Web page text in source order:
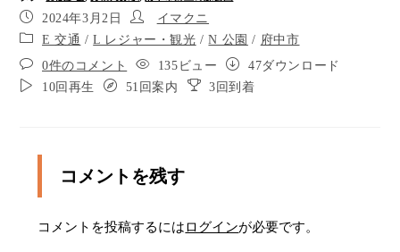
人見村（現 若松町）にあった茅葺農家です。 ハケ
上にあった河内家は、麦などの畑作や養蚕を営ん
でいました。移築・復元した母屋は、1983（昭和
58）の解体時の調査によって、旧大沢村（三鷹
改造が行われていました。復元にあたっては、創
様子を知る手掛かりとするため、明治後期の姿と
しました。 土間の内まで見学でき、いろりとかま
2024年3月2日
イマクニ
E 交通 /L レジャー・観光 /N 公園 / 府中市
0件のコメント
135ビュー
47ダウンロード
10回再生
51回案内 3回到着
コメントを残す
コメントを投稿するにはログインが必要です。